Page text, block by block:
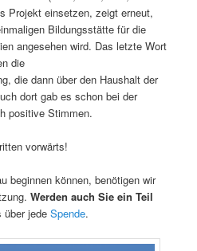
Projekt einsetzen, zeigt erneut,
Bildungsstätte für die
angesehen wird. Das letzte Wort
die
die dann über den Haushalt der
dort gab es schon bei der
positive Stimmen.
vorwärts!
beginnen können, benötigen wir
Werden auch Sie ein Teil
über jedeSpende.